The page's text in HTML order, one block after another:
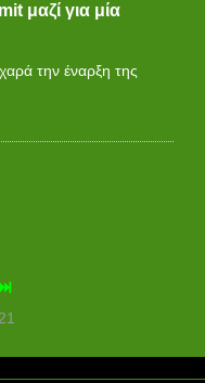
μαζί για μία
την έναρξη της